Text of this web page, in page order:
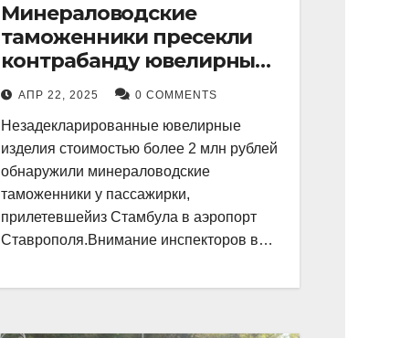
Минераловодские
таможенники пресекли
контрабанду ювелирных
изделий на 2 млн рублей
АПР 22, 2025 0 COMMENTS
Незадекларированные ювелирные
изделия стоимостью более 2 млн рублей
обнаружили минераловодские
таможенники у пассажирки,
прилетевшейиз Стамбула в аэропорт
Ставрополя.Внимание инспекторов в…